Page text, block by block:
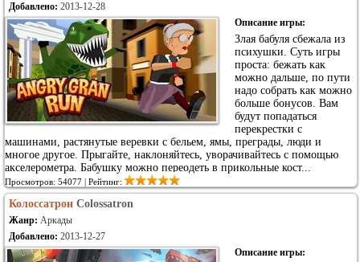
Добавлено: 2013-12-28
Описание игры:
Злая бабуля сбежала из
психушки. Суть игры
проста: бежать как
можно дальше, по пути
надо собрать как можно
больше бонусов. Вам
будут попадаться
перекрестки с
машинами, растянутые веревки с бельем, ямы, преграды, люди и
многое другое. Прыгайте, наклоняйтесь, уворачивайтесь с помощью
акселерометра. Бабушку можно переодеть в прикольные кост...
Просмотров: 54077 | Рейтинг:
Колоссатрон Colossatron
Жанр: Аркады
Добавлено: 2013-12-27
Описание игры: